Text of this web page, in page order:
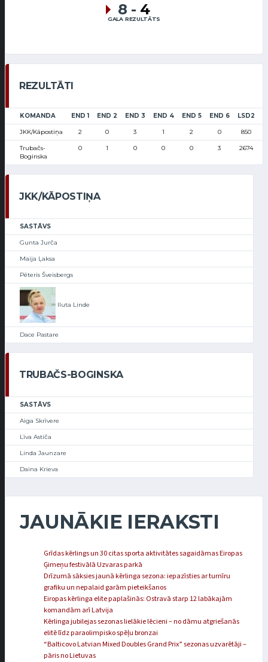
8 - 4
GALA REZULTĀTS
REZULTĀTI
KOMANDA END 1 END 2 END 3 END 4 END 5 END 6 LSD2
JKK/Kāpostiņa 2 0 3 1 2 0 850
Trubačs-
Boginska
0 1 0 0 0 3 2674
JKK/KĀPOSTIŅA
SASTĀVS
Gunta Jurča
Maija Ļaksa
Pēteris Šveisbergs
Iluta Linde
Dace Pastare
TRUBAČS-BOGINSKA
SASTĀVS
Aiga Skrīvere
Līva Astiča
Linda Jaunzare
Daina Krieva
JAUNĀKIE IERAKSTI
Grīdas kērlings un 30 citas sporta aktivitātes sagaidāmas Eiropas
Ģimeņu festivālā Uzvaras parkā
Drīzumā sāksies jaunā kērlinga sezona: iepazīsties ar turnīru
grafiku un nepalaid garām pieteikšanos
Eiropas kērlinga elite paplašinās: Ostravā starp 12 labākajām
komandām arī Latvija
Kērlinga jubilejas sezonas lielākie lēcieni – no dāmu atgriešanās
elitē līdz paraolimpisko spēļu bronzai
“Balticovo Latvian Mixed Doubles Grand Prix” sezonas uzvarētāji –
pāris no Lietuvas